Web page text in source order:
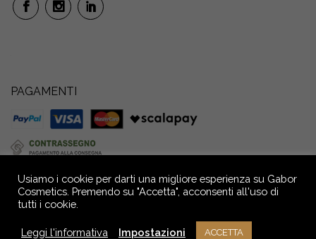
PAGAMENTI
Capitale Sociale € 72.000,00 i.v. Reg. Imprese GE - C.F. e P.IVA n.
Usiamo i cookie per darti una migliore esperienza su Gabor
Cosmetics. Premendo su "Accetta", acconsenti all'uso di
tutti i cookie.
Leggi l'informativa Impostazioni ACCETTA